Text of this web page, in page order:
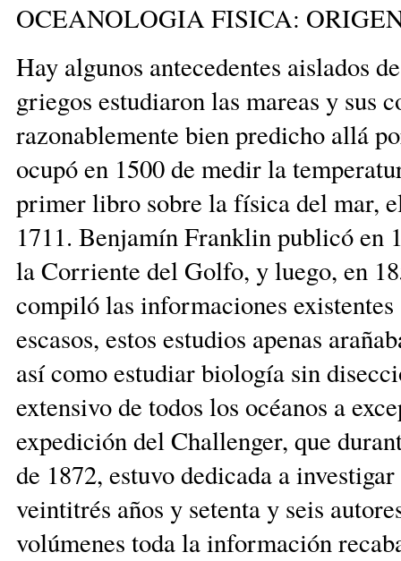
OCEANOLOGIA FISICA:
Hay algunos antecedentes aislados
griegos estudiaron las mareas y sus
razonablemente bien predicho allá
ocupó en 1500 de medir la
primer libro sobre la física del mar,
1711. Benjamín Franklin publicó en
la Corriente del Golfo, y luego, en
compiló las informaciones
escasos, estos estudios apenas
así como estudiar biología sin
extensivo de todos los océanos a
expedición del Challenger, que
de 1872, estuvo dedicada a
veintitrés años y setenta y seis
volúmenes toda la información